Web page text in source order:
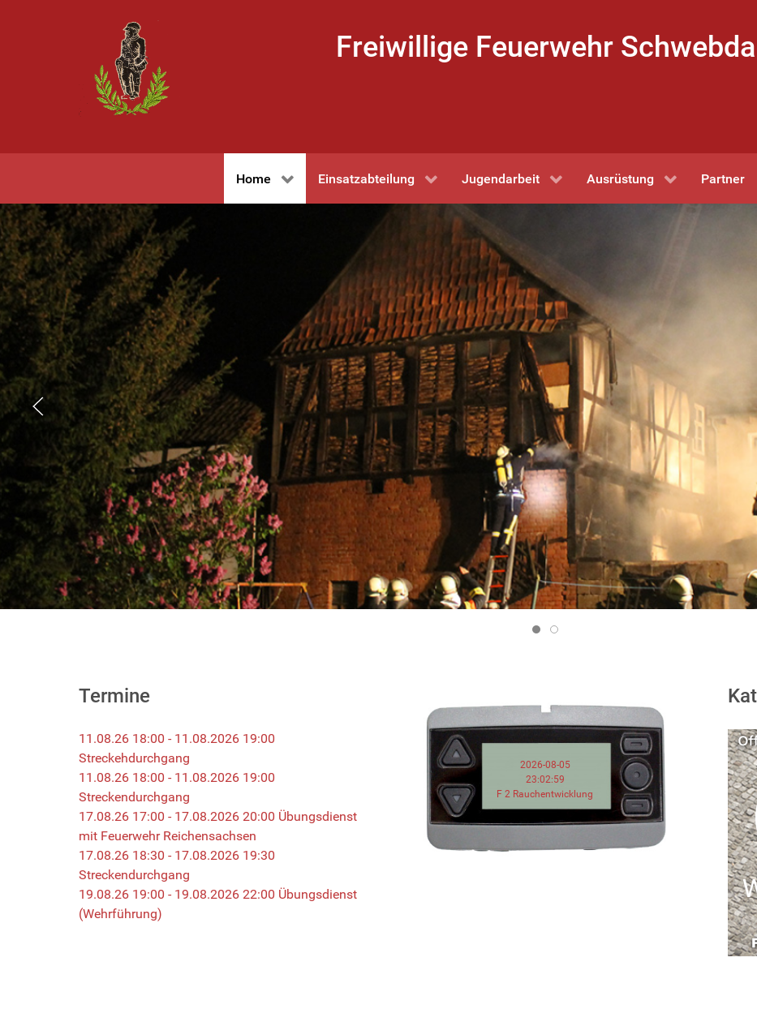
Freiwillige Feuerwehr Schwebda
Home Einsatzabteilung Jugendarbeit Ausrüstung Partner
Termine
11.08.26 18:00 - 11.08.2026 19:00
Streckehdurchgang
11.08.26 18:00 - 11.08.2026 19:00
Streckendurchgang
17.08.26 17:00 - 17.08.2026 20:00 Übungsdienst
mit Feuerwehr Reichensachsen
17.08.26 18:30 - 17.08.2026 19:30
Streckendurchgang
19.08.26 19:00 - 19.08.2026 22:00 Übungsdienst
(Wehrführung)
2026-08-05
23:02:59
F 2 Rauchentwicklung